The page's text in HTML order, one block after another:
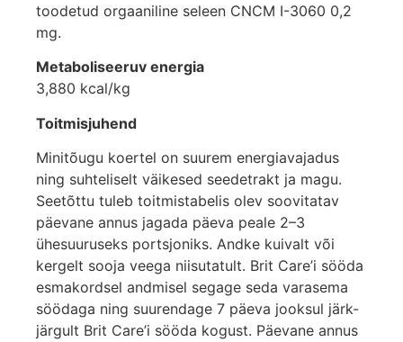
toodetud orgaaniline seleen CNCM I-3060 0,2
mg.
Metaboliseeruv energia
3,880 kcal/kg
Toitmisjuhend
Minitõugu koertel on suurem energiavajadus
ning suhteliselt väikesed seedetrakt ja magu.
Seetõttu tuleb toitmistabelis olev soovitatav
päevane annus jagada päeva peale 2–3
ühesuuruseks portsjoniks. Andke kuivalt või
kergelt sooja veega niisutatult. Brit Care’i sööda
esmakordsel andmisel segage seda varasema
söödaga ning suurendage 7 päeva jooksul järk-
järgult Brit Care’i sööda kogust. Päevane annus